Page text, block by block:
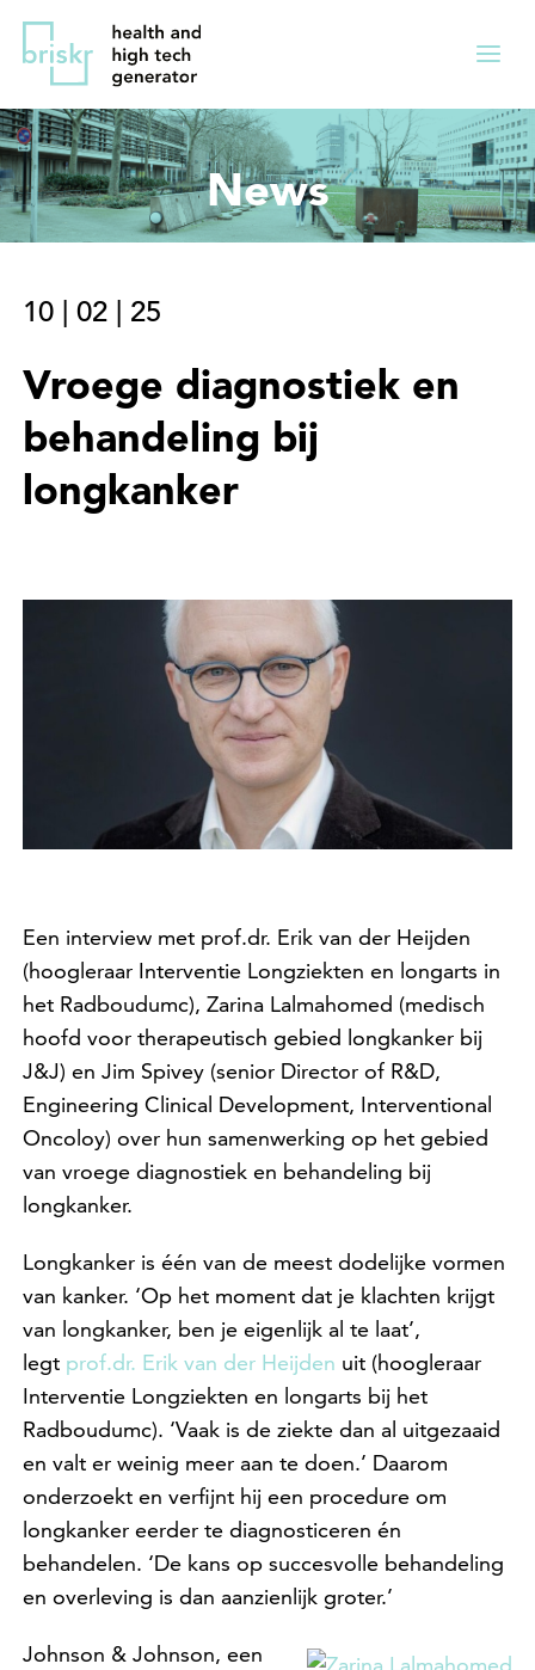
Overslaan
de
inhoud
gaan
Direct
naar
hoofdnavigatie
Menu
News
10 | 02 | 25
Vroege diagnostiek en
behandeling bij
longkanker
Een interview met prof.dr. Erik van der Heijden
(hoogleraar Interventie Longziekten en longarts in
het Radboudumc), Zarina Lalmahomed (medisch
hoofd voor therapeutisch gebied longkanker bij
J&J) en Jim Spivey (senior Director of R&D,
Engineering Clinical Development, Interventional
Oncoloy) over hun samenwerking op het gebied
van vroege diagnostiek en behandeling bij
longkanker.
Longkanker is één van de meest dodelijke vormen
van kanker. ‘Op het moment dat je klachten krijgt
van longkanker, ben je eigenlijk al te laat’,
legt prof.dr. Erik van der Heijden uit (hoogleraar
Interventie Longziekten en longarts bij het
Radboudumc). ‘Vaak is de ziekte dan al uitgezaaid
en valt er weinig meer aan te doen.’ Daarom
onderzoekt en verfijnt hij een procedure om
longkanker eerder te diagnosticeren én
behandelen. ‘De kans op succesvolle behandeling
en overleving is dan aanzienlijk groter.’
Johnson & Johnson, een